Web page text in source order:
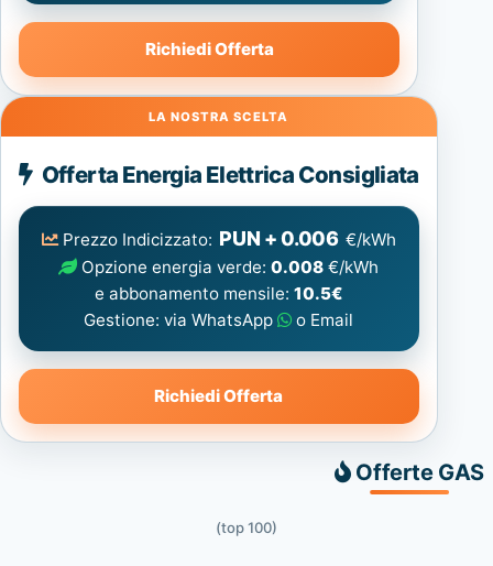
Richiedi Offerta
Energia
Elettrica
consigliata
Offerta Energia Elettrica Consigliata
Prezzo Indicizzato: PUN + 0.006 €/kWh
Opzione energia verde:0.008 €/kWh
e abbonamento mensile: 10.5€
Gestione: via WhatsApp
o Email
Richiedi Offerta
Offerte GAS
(top 100)